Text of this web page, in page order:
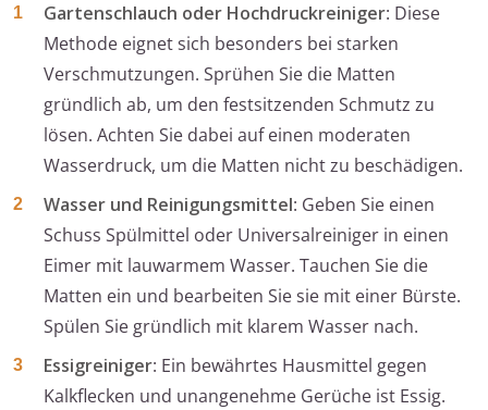
Gartenschlauch oder Hochdruckreiniger: Diese
Methode eignet sich besonders bei starken
Verschmutzungen. Sprühen Sie die Matten
gründlich ab, um den festsitzenden Schmutz zu
lösen. Achten Sie dabei auf einen moderaten
Wasserdruck, um die Matten nicht zu beschädigen.
Wasser und Reinigungsmittel: Geben Sie einen
Schuss Spülmittel oder Universalreiniger in einen
Eimer mit lauwarmem Wasser. Tauchen Sie die
Matten ein und bearbeiten Sie sie mit einer Bürste.
Spülen Sie gründlich mit klarem Wasser nach.
Essigreiniger: Ein bewährtes Hausmittel gegen
Kalkflecken und unangenehme Gerüche ist Essig.